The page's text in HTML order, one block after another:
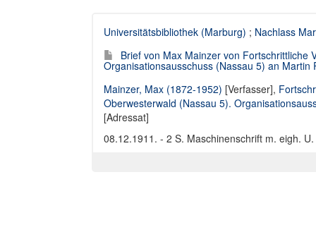
Universitätsbibliothek (Marburg) ; Nachlass
Brief von Max Mainzer von Fortschrittliche
Organisationsausschuss (Nassau 5) an Martin
Mainzer, Max (1872-1952) [Verfasser],
Oberwesterwald (Nassau 5).
[Adressat]
08.12.1911. - 2 S. Maschinenschrift m. eigh. U.